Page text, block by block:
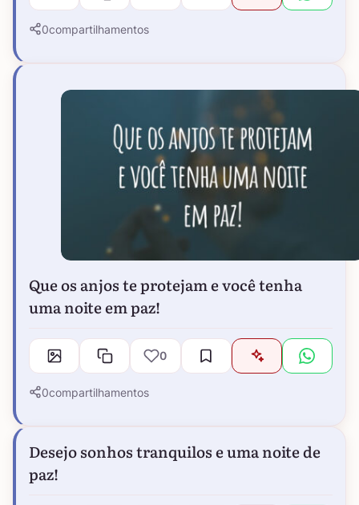
0compartilhamentos
Que os anjos te protejam e você tenha
uma noite em paz!
0
0compartilhamentos
Desejo sonhos tranquilos e uma noite de
paz!